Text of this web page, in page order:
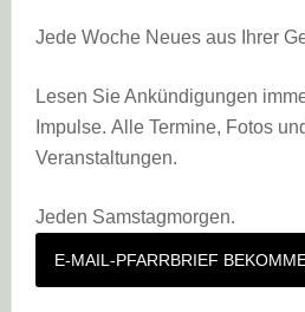
Jede Woche Neues aus Ihrer
Lesen Sie Ankündigungen
Impulse. Alle Termine, Fotos
Veranstaltungen.
Jeden Samstagmorgen.
E-MAIL-PFARRBRIEF